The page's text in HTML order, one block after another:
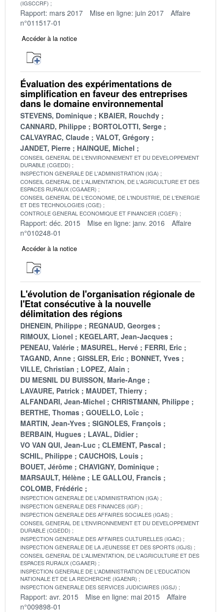
(IGSCCRF)
Rapport: mars 2017 Mise en ligne: juin 2017
Affaire
n°011517-01
Accéder à la notice
Évaluation des expérimentations de
simplification en faveur des entreprises
dans le domaine environnemental
STEVENS, Dominique
KBAIER, Rouchdy
CANNARD, Philippe
BORTOLOTTI, Serge
CALVAYRAC, Claude
VALOT, Grégory
JANDET, Pierre
HAINQUE, Michel
CONSEIL GENERAL DE L'ENVIRONNEMENT ET DU DEVELOPPEMENT
DURABLE (CGEDD)
INSPECTION GENERALE DE L'ADMINISTRATION (IGA)
CONSEIL GENERAL DE L'ALIMENTATION, DE L'AGRICULTURE ET DES
ESPACES RURAUX (CGAAER)
CONSEIL GENERAL DE L'ECONOMIE, DE L'INDUSTRIE, DE L'ENERGIE
ET DES TECHNOLOGIES (CGE)
CONTROLE GENERAL ECONOMIQUE ET FINANCIER (CGEFi)
Rapport: déc. 2015 Mise en ligne: janv. 2016
Affaire
n°010248-01
Accéder à la notice
L'évolution de l'organisation régionale de
l'Etat consécutive à la nouvelle
délimitation des régions
DHENEIN, Philippe
REGNAUD, Georges
RIMOUX, Lionel
KEGELART, Jean-Jacques
PENEAU, Valérie
MASUREL, Hervé
FERRI, Eric
TAGAND, Anne
GISSLER, Eric
BONNET, Yves
VILLE, Christian
LOPEZ, Alain
DU MESNIL DU BUISSON, Marie-Ange
LAVAURE, Patrick
MAUDET, Thierry
ALFANDARI, Jean-Michel
CHRISTMANN, Philippe
BERTHE, Thomas
GOUELLO, Loïc
MARTIN, Jean-Yves
SIGNOLES, François
BERBAIN, Hugues
LAVAL, Didier
VO VAN QUI, Jean-Luc
CLEMENT, Pascal
SCHIL, Philippe
CAUCHOIS, Louis
BOUET, Jérôme
CHAVIGNY, Dominique
MARSAULT, Hélène
LE GALLOU, Francis
COLOMB, Frédéric
INSPECTION GENERALE DE L'ADMINISTRATION (IGA)
INSPECTION GENERALE DES FINANCES (IGF)
INSPECTION GENERALE DES AFFAIRES SOCIALES (IGAS)
CONSEIL GENERAL DE L'ENVIRONNEMENT ET DU DEVELOPPEMENT
DURABLE (CGEDD)
INSPECTION GENERALE DES AFFAIRES CULTURELLES (IGAC)
INSPECTION GENERALE DE LA JEUNESSE ET DES SPORTS (IGJS)
CONSEIL GENERAL DE L'ALIMENTATION, DE L'AGRICULTURE ET DES
ESPACES RURAUX (CGAAER)
INSPECTION GENERALE DE L'ADMINISTRATION DE L'EDUCATION
NATIONALE ET DE LA RECHERCHE (IGAENR)
INSPECTION GENERALE DES SERVICES JUDICIAIRES (IGSJ)
Rapport: avr. 2015 Mise en ligne: mai 2015
Affaire
n°009898-01